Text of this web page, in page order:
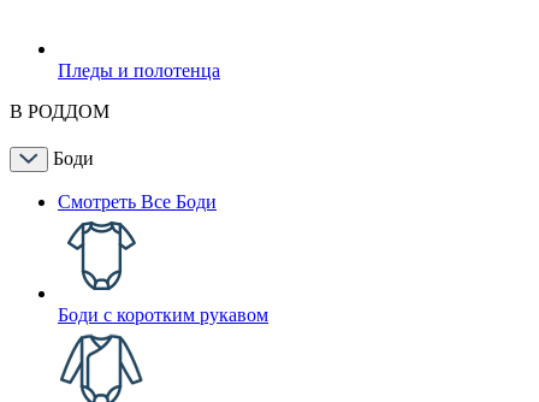
Пледы и полотенца
В РОДДОМ
Боди
Смотреть Все Боди
Боди с коротким рукавом